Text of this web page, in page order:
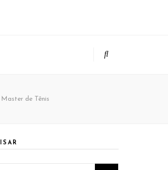
de Tênis